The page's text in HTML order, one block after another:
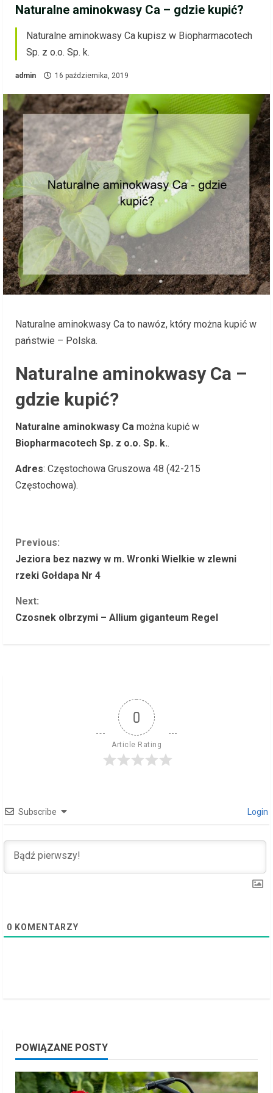
Naturalne aminokwasy Ca – gdzie kupić?
Naturalne aminokwasy Ca kupisz w Biopharmacotech
Sp. z o.o. Sp. k.
admin 16 października, 2019
Naturalne aminokwasy Ca to nawóz, który można kupić w
państwie – Polska.
Naturalne aminokwasy Ca –
gdzie kupić?
Naturalne aminokwasy Ca można kupić w
Biopharmacotech Sp. z o.o. Sp. k..
Adres: Częstochowa Gruszowa 48 (42-215
Częstochowa).
C
o
n
t
d
i
n
Previous:
Jeziora bez nazwy w m. Wronki Wielkie w zlewni
rzeki Gołdapa Nr 4
Next:
Czosnek olbrzymi – Allium giganteum Regel
0
Article Rating
Subscribe Login
0 KOMENTARZY
POWIĄZANE POSTY